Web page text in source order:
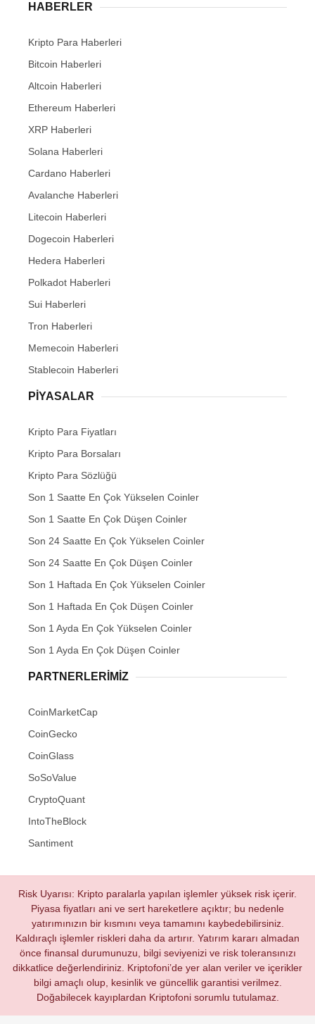
HABERLER
Kripto Para Haberleri
Bitcoin Haberleri
Altcoin Haberleri
Ethereum Haberleri
XRP Haberleri
Solana Haberleri
Cardano Haberleri
Avalanche Haberleri
Litecoin Haberleri
Dogecoin Haberleri
Hedera Haberleri
Polkadot Haberleri
Sui Haberleri
Tron Haberleri
Memecoin Haberleri
Stablecoin Haberleri
PIYASALAR
Kripto Para Fiyatları
Kripto Para Borsaları
Kripto Para Sözlüğü
Son 1 Saatte En Çok Yükselen Coinler
Son 1 Saatte En Çok Düşen Coinler
Son 24 Saatte En Çok Yükselen Coinler
Son 24 Saatte En Çok Düşen Coinler
Son 1 Haftada En Çok Yükselen Coinler
Son 1 Haftada En Çok Düşen Coinler
Son 1 Ayda En Çok Yükselen Coinler
Son 1 Ayda En Çok Düşen Coinler
PARTNERLERIMIZ
CoinMarketCap
CoinGecko
CoinGlass
SoSoValue
CryptoQuant
IntoTheBlock
Santiment
Risk Uyarısı: Kripto paralarla yapılan işlemler yüksek risk içerir.
Piyasa fiyatları ani ve sert hareketlere açıktır; bu nedenle
yatırımınızın bir kısmını veya tamamını kaybedebilirsiniz.
Kaldıraçlı işlemler riskleri daha da artırır. Yatırım kararı almadan
önce finansal durumunuzu, bilgi seviyenizi ve risk toleransınızı
dikkatlice değerlendiriniz. Kriptofoni’de yer alan veriler ve içerikler
bilgi amaçlı olup, kesinlik ve güncellik garantisi verilmez.
Doğabilecek kayıplardan Kriptofoni sorumlu tutulamaz.